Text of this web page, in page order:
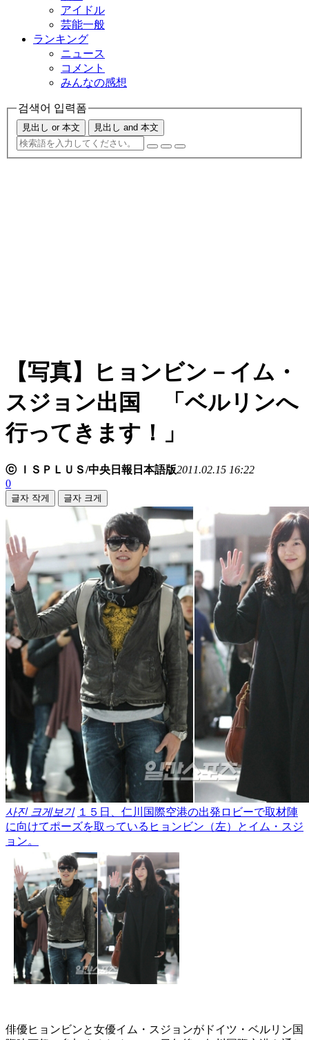
アイドル
芸能一般
ランキング
ニュース
コメント
みんなの感想
검색어 입력폼
見出し or 本文 見出し and 本文
【写真】ヒョンビン－イム・
スジョン出国 「ベルリンへ
行ってきます！」
ⓒ ＩＳＰＬＵＳ/中央日報日本語版2011.02.15 16:22
0
글자 작게 글자 크게
사진 크게보기 １５日、仁川国際空港の出発ロビーで取材陣
に向けてポーズを取っているヒョンビン（左）とイム・スジ
ョン。
俳優ヒョンビンと女優イム・スジョンがドイツ・ベルリン国